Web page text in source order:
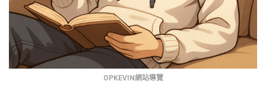
OPKEVIN網站導覽